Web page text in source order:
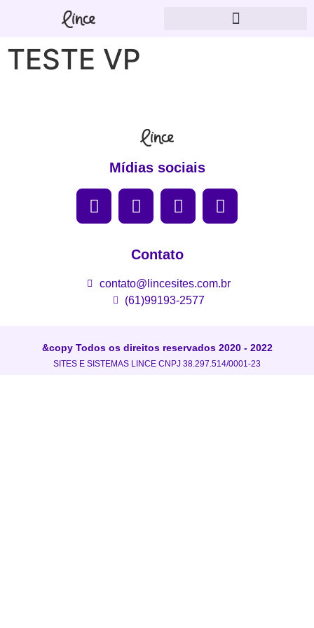
TESTE VP
Mídias sociais
Contato
contato@lincesites.com.br
(61)99193-2577
&copy Todos os direitos reservados 2020 - 2022
SITES E SISTEMAS LINCE CNPJ 38.297.514/0001-23